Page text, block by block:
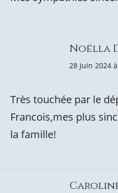
Noëlla
28 Juin 2024
Très touchée par le
Francois,mes plus
la famille!